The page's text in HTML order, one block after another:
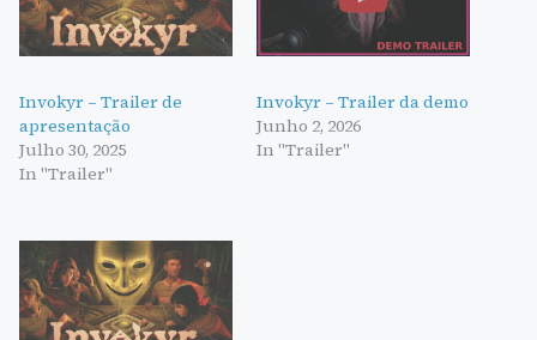
Invokyr – Trailer de
apresentação
Julho 30, 2025
In "Trailer"
Invokyr – Trailer da demo
Junho 2, 2026
In "Trailer"